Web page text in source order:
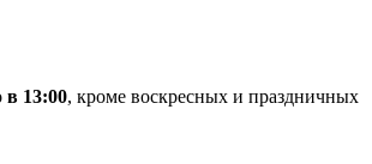
в 13:00, кроме воскресных и праздничных